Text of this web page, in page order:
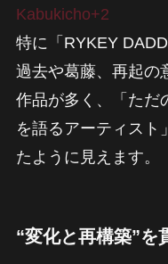
Kabukicho+2
特に「RYKEY
過去や葛藤、再起の
作品が多く、「ただ
を語るアーティスト
たように見えます。
“変化と再構築”を